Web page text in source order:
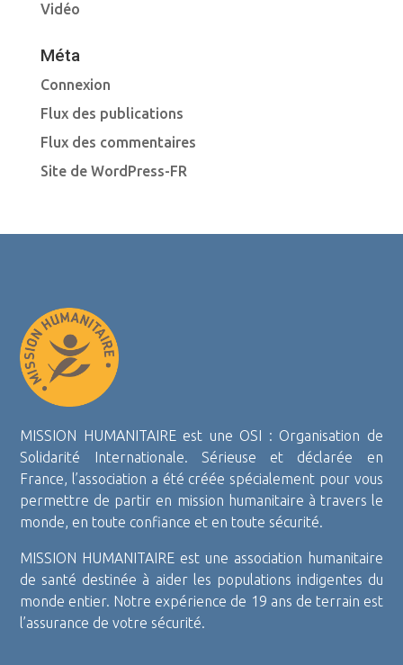
Vidéo
Méta
Connexion
Flux des publications
Flux des commentaires
Site de WordPress-FR
MISSION HUMANITAIRE est une OSI : Organisation de
Solidarité Internationale. Sérieuse et déclarée en
France, l’association a été créée spécialement pour vous
permettre de partir en mission humanitaire à travers le
monde, en toute confiance et en toute sécurité.
MISSION HUMANITAIRE est une association humanitaire
de santé destinée à aider les populations indigentes du
monde entier. Notre expérience de 19 ans de terrain est
l’assurance de votre sécurité.